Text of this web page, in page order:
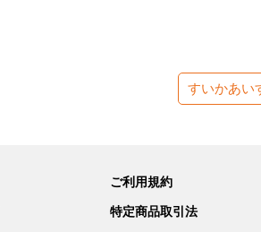
すいかあい
ご利用規約
特定商品取引法